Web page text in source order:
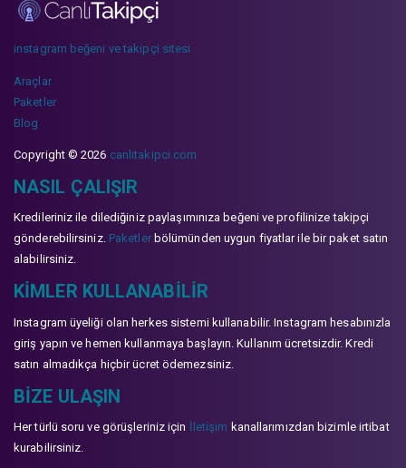
instagram beğeni ve takipçi sitesi
Araçlar
Paketler
Blog
Copyright © 2026 canlitakipci.com
NASIL ÇALIŞIR
Kredileriniz ile dilediğiniz paylaşımınıza beğeni ve profilinize takipçi
gönderebilirsiniz. Paketlerbölümünden uygun fiyatlar ile bir paket satın
alabilirsiniz.
KIMLER KULLANABILIR
Instagram üyeliği olan herkes sistemi kullanabilir. Instagram hesabınızla
giriş yapın ve hemen kullanmaya başlayın. Kullanım ücretsizdir. Kredi
satın almadıkça hiçbir ücret ödemezsiniz.
BIZE ULAŞIN
Her türlü soru ve görüşleriniz için İletişim kanallarımızdan bizimle irtibat
kurabilirsiniz.